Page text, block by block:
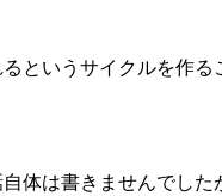
というサイクルを作
体は書きませんでした